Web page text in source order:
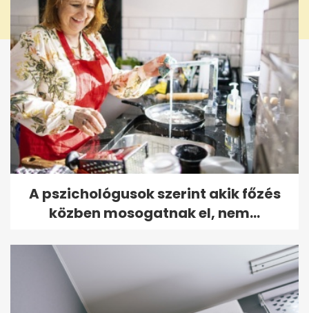
A pszichológusok szerint akik főzés
közben mosogatnak el, nem...